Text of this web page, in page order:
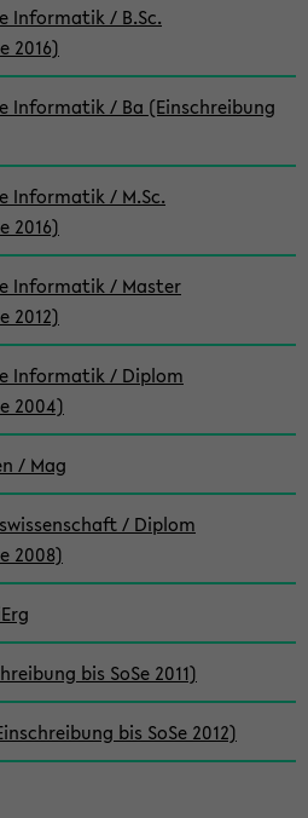
Informatik / B.Sc.
2016)
Informatik / Ba (Einschreibung
Informatik / M.Sc.
2016)
Informatik / Master
2012)
Informatik / Diplom
2004)
/ Mag
/ Diplom
2008)
bis SoSe 2011)
bis SoSe 2012)